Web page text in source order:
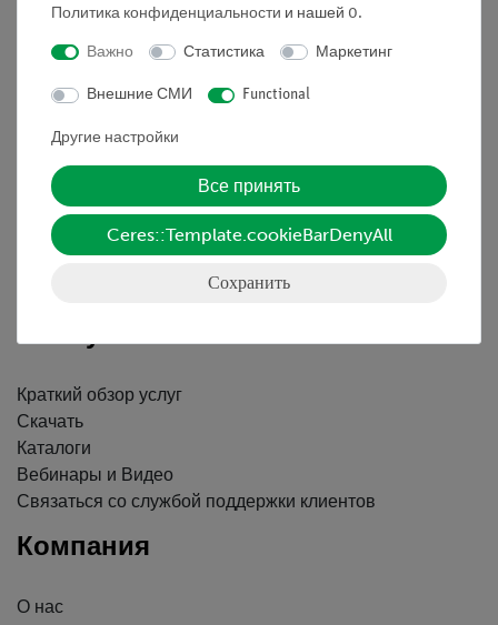
Информация
Контактное лицо
Условия сотрудничества
Обслуживание
Краткий обзор услуг
Скачать
Каталоги
Вебинары и Видео
Связаться со службой поддержки клиентов
Компания
О нас
Политика конфиденциальности и нашей 0.
Важно Статистика Маркетинг
Внешние СМИ Functional
Другие настройки
Все принять
Ceres::Template.cookieBarDenyAll
Сохранить